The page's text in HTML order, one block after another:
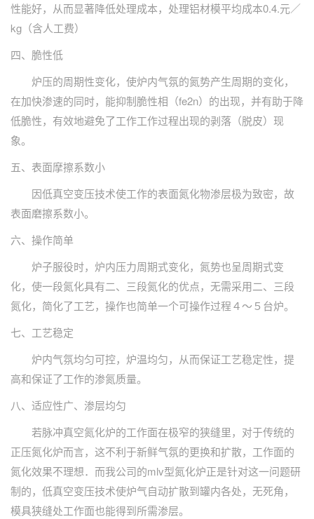
性能好，从而显著降低处理成本，处理铝材模平均成本0.4.元／
kg（含人工费）
四、脆性低
炉压的周期性变化，使炉内气氛的氮势产生周期的变化，
在加快渗速的同时，能抑制脆性相（fe2n）的出现，并有助于降
低脆性，有效地避免了工作工作过程出现的剥落（脱皮）现
象。
五、表面摩擦系数小
因低真空变压技术使工作的表面氮化物渗层极为致密，故
表面磨擦系数小。
六、操作简单
炉子服役时，炉内压力周期式变化，氮势也呈周期式变
化，使一段氮化具有二、三段氮化的优点，无需采用二、三段
氮化，简化了工艺，操作也简单一个可操作过程４～５台炉。
七、工艺稳定
炉内气氛均匀可控，炉温均匀，从而保证工艺稳定性，提
高和保证了工作的渗氮质量。
八、适应性广、渗层均匀
若脉冲真空氮化炉的工作面在极窄的狭缝里，对于传统的
正压氮化炉而言，这不利于新鲜气氛的更换和扩散，工作面的
氮化效果不理想．而我公司的mlv型氮化炉正是针对这一问题研
制的，低真空变压技术使炉气自动扩散到罐内各处，无死角，
模具狭缝处工作面也能得到所需渗层。